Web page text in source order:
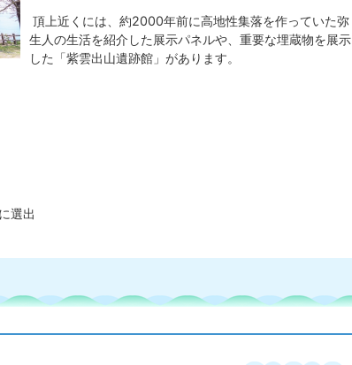
頂上近くには、約2000年前に高地性集落を作っていた弥
生人の生活を紹介した展示パネルや、重要な埋蔵物を展示
した「紫雲出山遺跡館」があります。
選出